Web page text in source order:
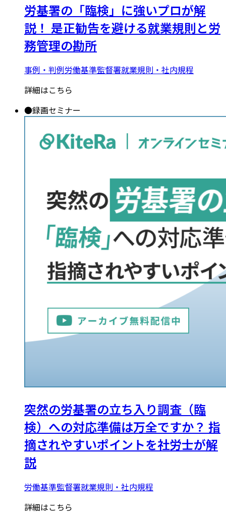
労基署の「臨検」に強いプロが解
説！ 是正勧告を避ける就業規則と労
務管理の勘所
事例・判例労働基準監督署就業規則・社内規程
詳細はこちら
●録画セミナー
突然の労基署の立ち入り調査（臨
検）への対応準備は万全ですか？ 指
摘されやすいポイントを社労士が解
説
労働基準監督署就業規則・社内規程
詳細はこちら